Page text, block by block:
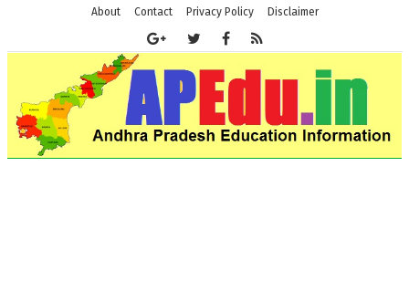
About Contact Privacy Policy Disclaimer